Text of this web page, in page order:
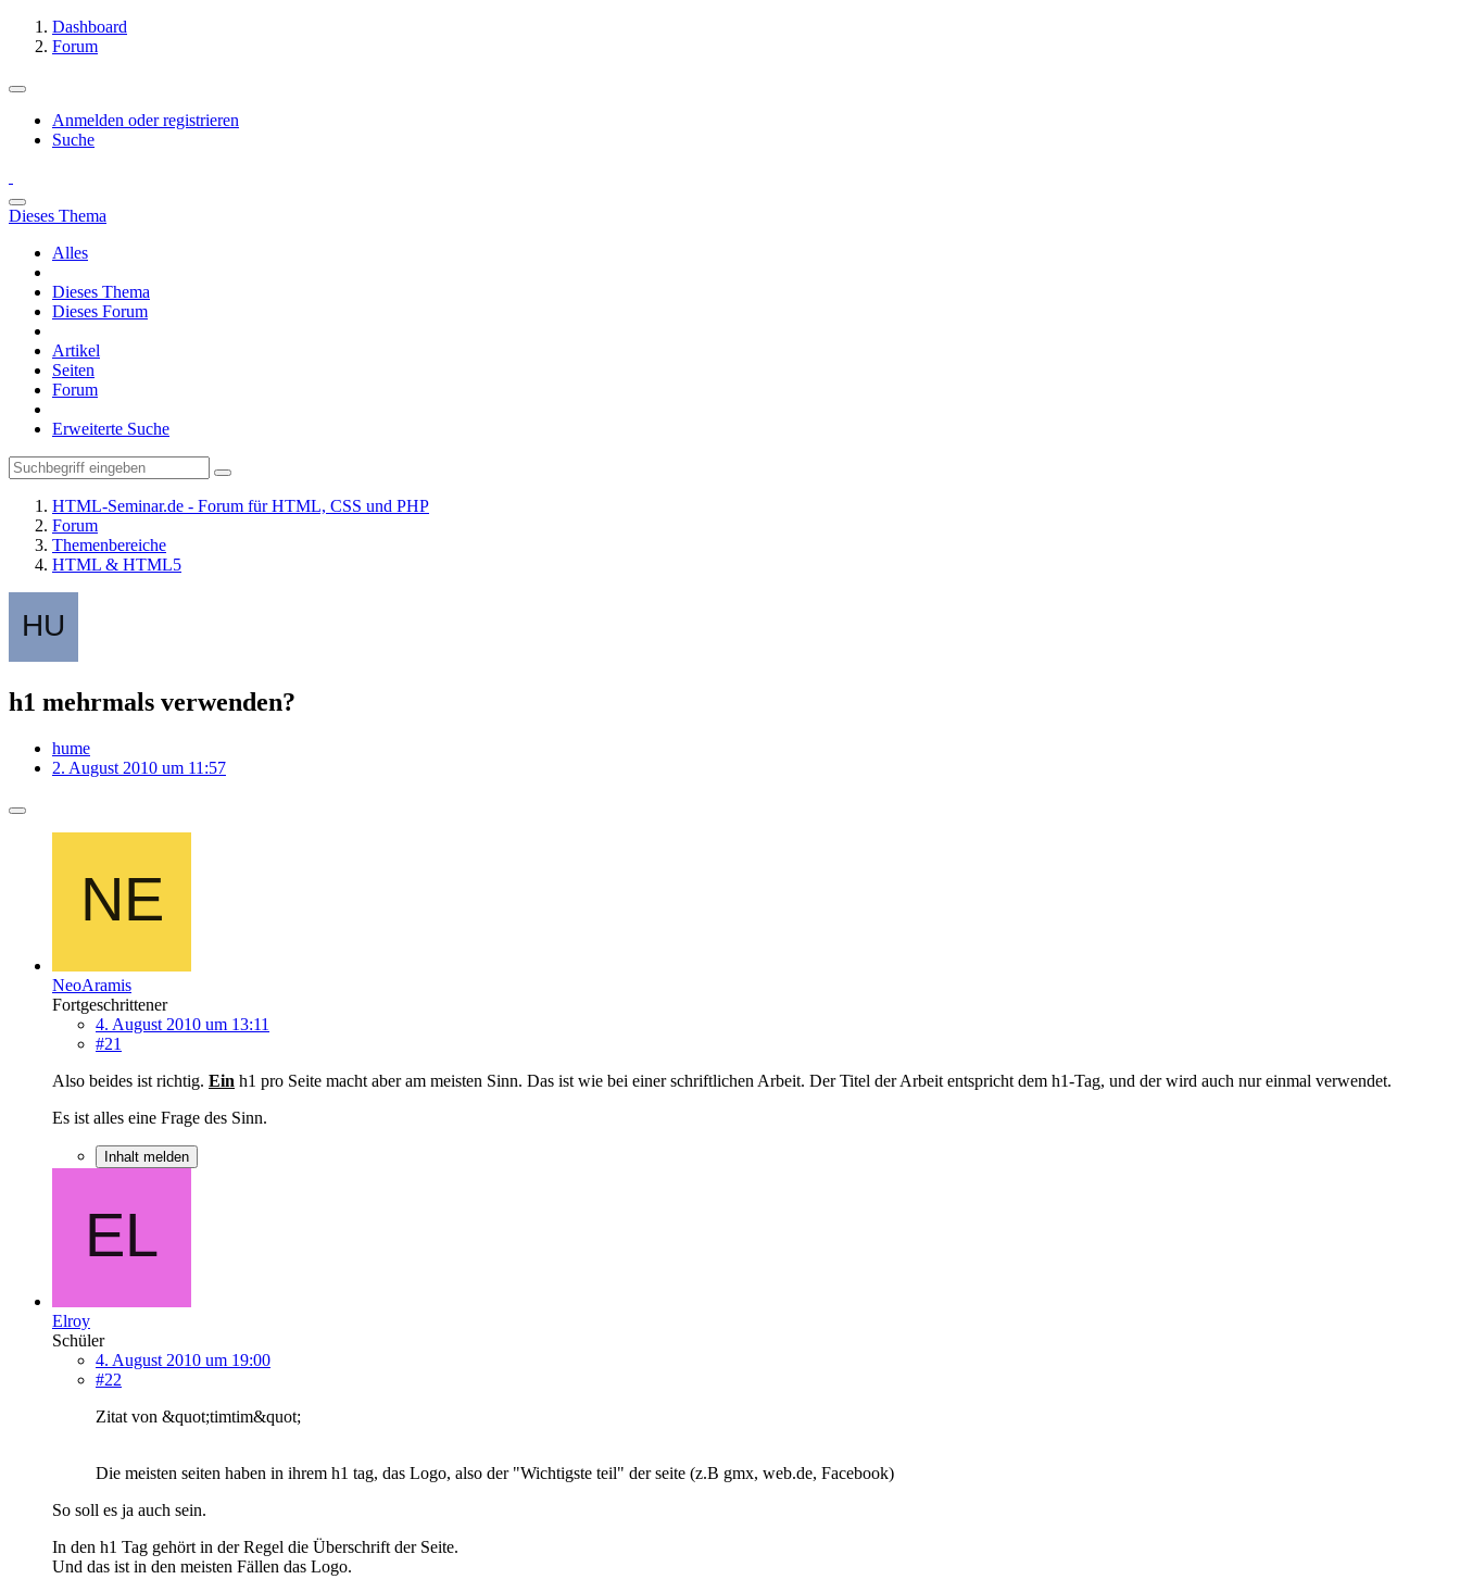
Dashboard
Forum
Anmelden oder registrieren
Suche
Dieses Thema
Alles
Dieses Thema
Dieses Forum
Artikel
Seiten
Forum
Erweiterte Suche
HTML-Seminar.de - Forum für HTML, CSS und PHP
Forum
Themenbereiche
HTML & HTML5
h1 mehrmals verwenden?
hume
2. August 2010 um 11:57
NeoAramis
Fortgeschrittener
4. August 2010 um 13:11
#21
Also beides ist richtig. Ein h1 pro Seite macht aber am meisten Sinn. Das ist wie bei einer schriftlichen Arbeit. Der Titel der Arbeit entspricht dem h1-Tag, und der wird auch nur einmal verwendet.
Es ist alles eine Frage des Sinn.
Inhalt melden
Elroy
Schüler
4. August 2010 um 19:00
#22
Zitat von &quot;timtim&quot;
Die meisten seiten haben in ihrem h1 tag, das Logo, also der "Wichtigste teil" der seite (z.B gmx, web.de, Facebook)
So soll es ja auch sein.
In den h1 Tag gehört in der Regel die Überschrift der Seite.
Und das ist in den meisten Fällen das Logo.